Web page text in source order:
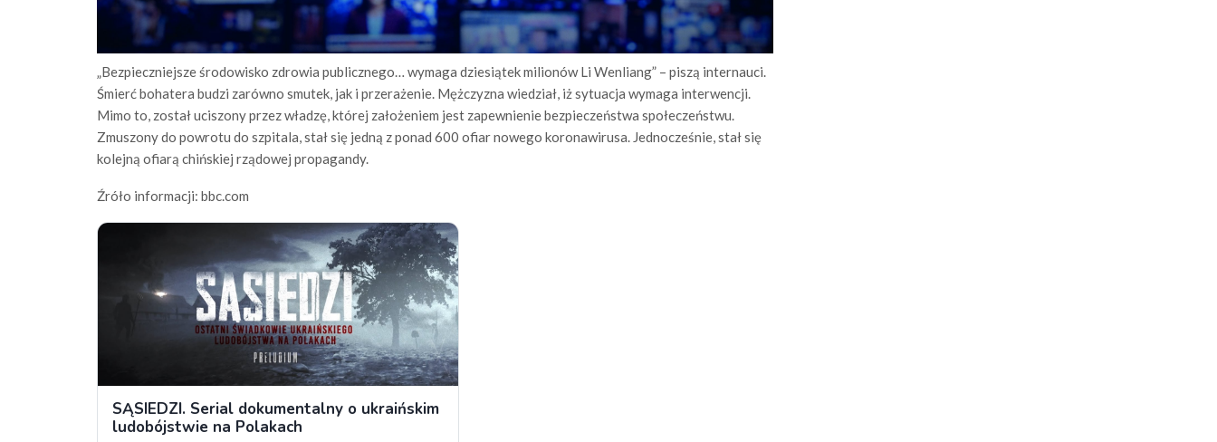
„Bezpieczniejsze środowisko zdrowia publicznego… wymaga dziesiątek milionów Li Wenliang” – piszą internauci.
Śmierć bohatera budzi zarówno smutek, jak i przerażenie. Mężczyzna wiedział, iż sytuacja wymaga interwencji.
Mimo to, został uciszony przez władzę, której założeniem jest zapewnienie bezpieczeństwa społeczeństwu.
Zmuszony do powrotu do szpitala, stał się jedną z ponad 600 ofiar nowego koronawirusa. Jednocześnie, stał się
kolejną ofiarą chińskiej rządowej propagandy.
Źróło informacji: bbc.com